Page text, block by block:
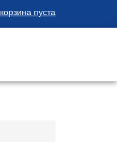
корзина пуста